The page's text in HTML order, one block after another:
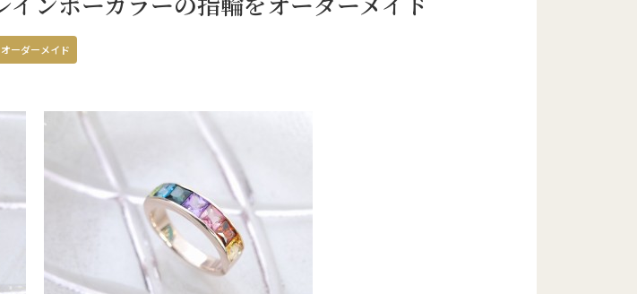
オーダーメイド